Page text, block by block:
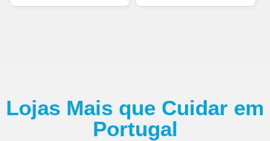
Lojas Mais que Cuidar em
Portugal